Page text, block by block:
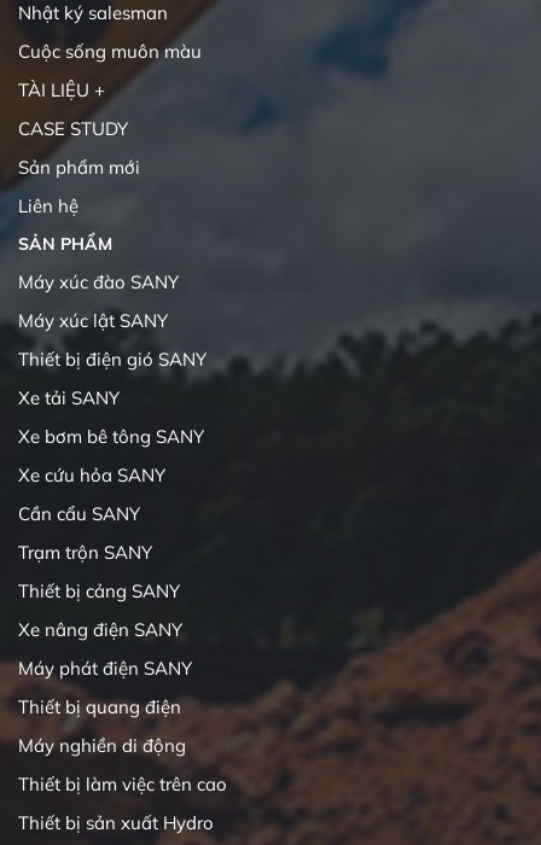
Nhật ký salesman
Cuộc sống muôn màu
TÀI LIỆU +
CASE STUDY
Sản phẩm mới
Liên hệ
SẢN PHẨM
Máy xúc đào SANY
Máy xúc lật SANY
Thiết bị điện gió SANY
Xe tải SANY
Xe bơm bê tông SANY
Xe cứu hỏa SANY
Cần cẩu SANY
Trạm trộn SANY
Thiết bị cảng SANY
Xe nâng điện SANY
Máy phát điện SANY
Thiết bị quang điện
Máy nghiền di động
Thiết bị làm việc trên cao
Thiết bị sản xuất Hydro